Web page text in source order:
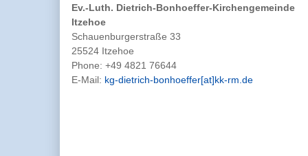
Ev.-Luth. Dietrich-Bonhoeffer-Kirchengemeinde
Itzehoe
Schauenburgerstraße 33
25524 Itzehoe
Phone: +49 4821 76644
E-Mail: kg-dietrich-bonhoeffer[at]kk-rm.de